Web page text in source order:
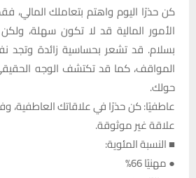
كن حذرًا اليوم واهتم بتعاملك المالي،
الأمور المالية قد لا تكون سهلة،
بسلام. قد تشعر بحساسية زائدة
المواقف، كما قد تكتشف الوجه
حولك.
عاطفيًا: كن حذرًا في علاقاتك العاطفية،
علاقة غير موثوقة.
■ النسبة المئوية:
● مهنيًا 66%